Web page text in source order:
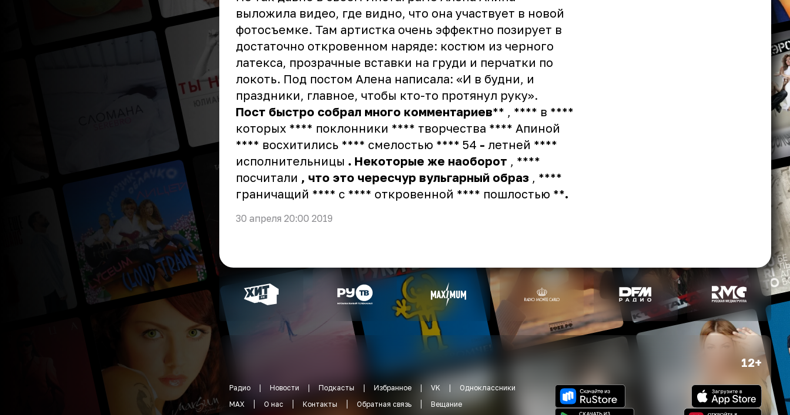
выложила видео, где видно, что она участвует в новой
фотосъемке. Там артистка очень эффектно позирует в
достаточно откровенном наряде: костюм из черного
латекса, прозрачные вставки на груди и перчатки по
локоть. Под постом Алена написала: «И в будни, и
праздники, главное, чтобы кто-то протянул руку».
Пост быстро собрал много комментариев** , **** в ****
которых **** поклонники **** творчества **** Апиной
**** восхитились **** смелостью **** 54 - летней ****
исполнительницы . Некоторые же наоборот , ****
посчитали , что это чересчур вульгарный образ , ****
граничащий **** с **** откровенной **** пошлостью **.
30 апреля 20:00 2019
12+
Радио Новости Подкасты Избранное VK
Одноклассники
MAX
О нас Контакты Обратная связь Вещание